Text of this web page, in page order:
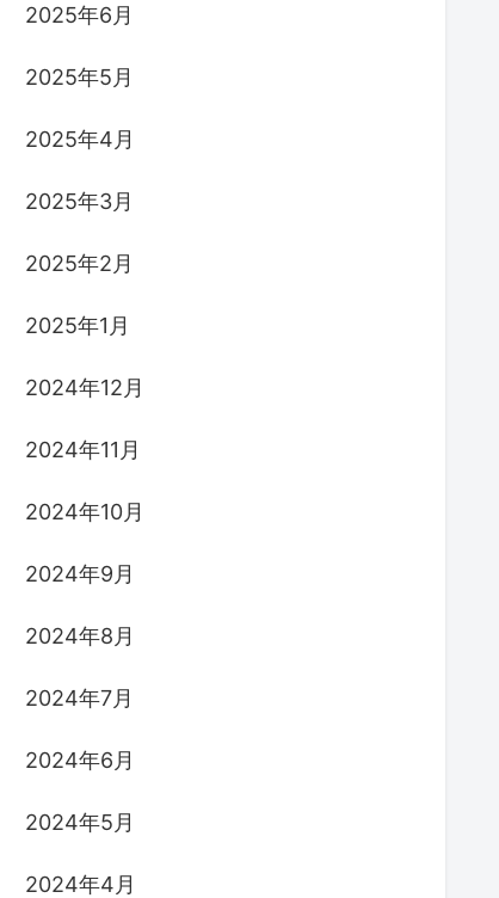
2025年6月
2025年5月
2025年4月
2025年3月
2025年2月
2025年1月
2024年12月
2024年11月
2024年10月
2024年9月
2024年8月
2024年7月
2024年6月
2024年5月
2024年4月